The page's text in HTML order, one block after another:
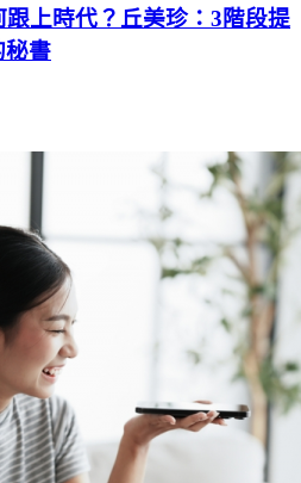
上時代？丘美珍：3階段提
秘書